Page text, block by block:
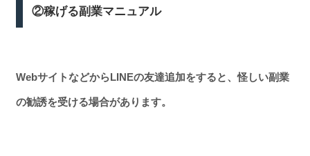
②稼げる副業マニュアル
WebサイトなどからLINEの友達追加をすると、怪しい副業
の勧誘を受ける場合があります。